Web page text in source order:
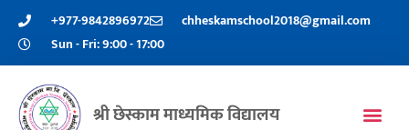
+977-9842896972
chheskamschool2018@gmail.com
Sun - Fri: 9:00 - 17:00
श्री छेस्काम माध्यमिक विद्यालय